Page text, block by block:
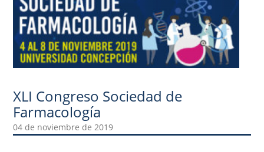
XLI Congreso Sociedad de
Farmacología
04 de noviembre de 2019